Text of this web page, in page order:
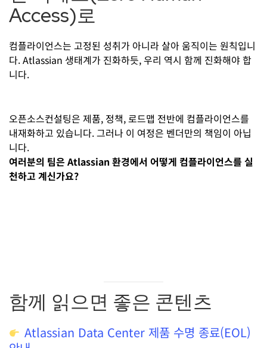
Access)로
컴플라이언스는 고정된 성취가 아니라 살아 움직이는 원칙입니
다. Atlassian 생태계가 진화하듯, 우리 역시 함께 진화해야 합
니다.
오픈소스컨설팅은 제품, 정책, 로드맵 전반에 컴플라이언스를
내재화하고 있습니다. 그러나 이 여정은 벤더만의 책임이 아닙
니다.
여러분의 팀은 Atlassian 환경에서 어떻게 컴플라이언스를 실
천하고 계신가요?
함께 읽으면 좋은 콘텐츠
Atlassian Data Center 제품 수명 종료(EOL)